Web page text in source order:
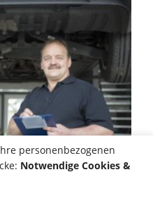
personenbezogenen
Notwendige Cookies &